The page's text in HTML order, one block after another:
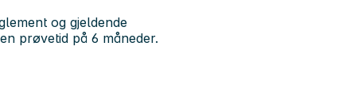
og gjeldende
prøvetid på 6 måneder.